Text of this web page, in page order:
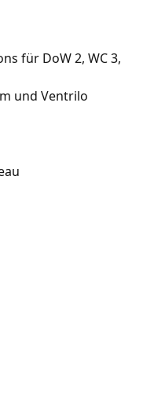
für DoW 2, WC 3,
und Ventrilo